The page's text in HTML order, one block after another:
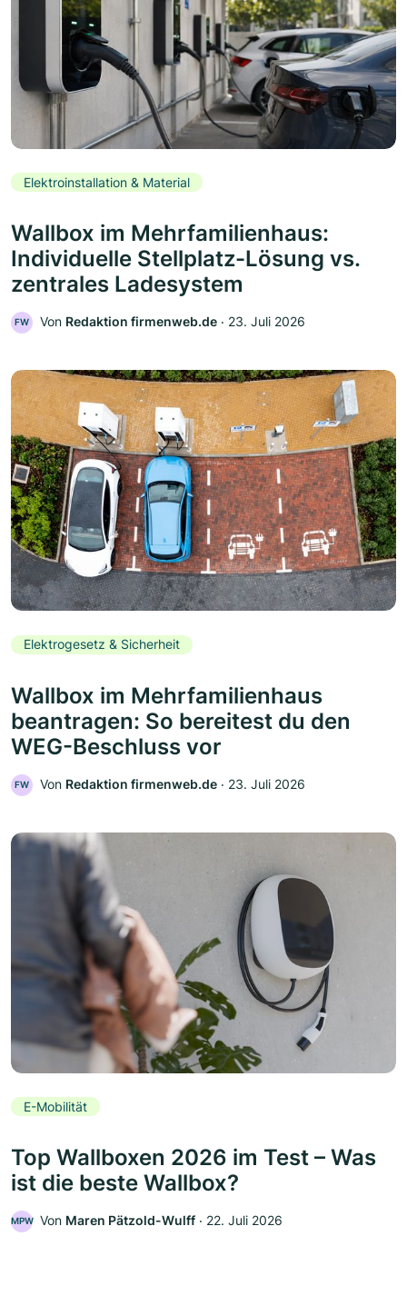
Elektroinstallation & Material
Wallbox im Mehrfamilienhaus:
Individuelle Stellplatz-Lösung vs.
zentrales Ladesystem
FW Von Redaktion firmenweb.de ‧ 23. Juli 2026
Elektrogesetz & Sicherheit
Wallbox im Mehrfamilienhaus
beantragen: So bereitest du den
WEG-Beschluss vor
FW Von Redaktion firmenweb.de ‧ 23. Juli 2026
E-Mobilität
Top Wallboxen 2026 im Test – Was
ist die beste Wallbox?
MPW Von Maren Pätzold-Wulff ‧ 22. Juli 2026